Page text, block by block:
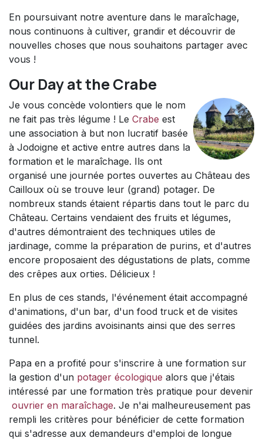
En poursuivant notre aventure dans le maraîchage,
nous continuons à cultiver, grandir et découvrir de
nouvelles choses que nous souhaitons partager avec
vous !​
Our Day at the Crabe
Je vous concède volontiers que le nom
ne fait pas très légume ! Le Crabe est
une association à but non lucratif basée
à Jodoigne et active entre autres dans la
formation et le maraîchage. Ils ont
organisé une journée portes ouvertes au Château des
Cailloux où se trouve leur (grand) potager. De
nombreux stands étaient répartis dans tout le parc du
Château. Certains vendaient des fruits et légumes,
d'autres démontraient des techniques utiles de
jardinage, comme la préparation de purins, et d'autres
encore proposaient des dégustations de plats, comme
des crêpes aux orties. Délicieux !​
En plus de ces stands, l'événement était accompagné
d'animations, d'un bar, d'un food truck et de visites
guidées des jardins avoisinants ainsi que des serres
tunnel.​
Papa en a profité pour s'inscrire à une formation sur
la gestion d'un​ potager écologique alors que j'étais
intéressé par une formation très pratique pour devenir​
ouvrier en maraîchage. Je n'ai malheureusement pas
rempli les critères pour bénéficier de cette formation
qui s'adresse aux demandeurs d'emploi de longue